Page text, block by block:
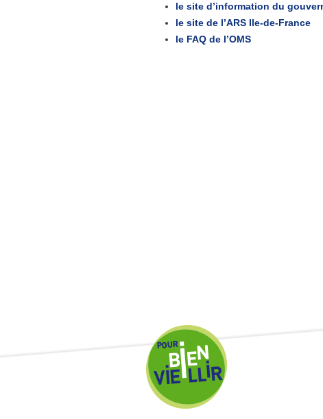
le site d’information du
le site de l’ARS Ile-de-France
le FAQ de l’OMS